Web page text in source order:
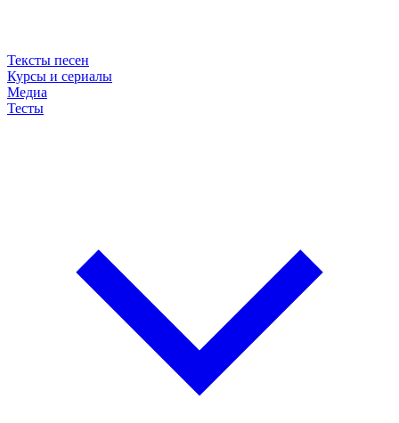
Тексты песен
Курсы и сериалы
Медиа
Тесты